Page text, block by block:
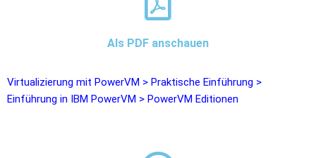
Als PDF anschauen
Virtualizierung mit PowerVM > Praktische Einführung >
Einführung in IBM PowerVM > PowerVM Editionen